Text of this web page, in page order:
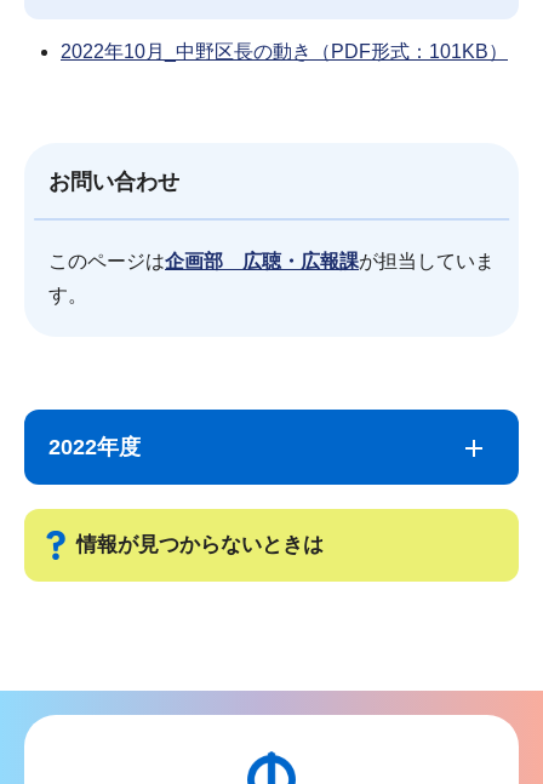
2022年10月_中野区長の動き（PDF形式：101KB）
お問い合わせ
このページは企画部 広聴・広報課が担当していま
す。
こ
で
2022年度
情報が見つからないときは
ナ
ビ